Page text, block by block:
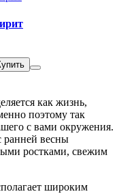
как жизнь,
поэтому так
с вами окружения.
ранней весны
ростками, свежим
широким